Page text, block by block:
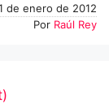
de enero de 2012
Por Raúl Rey